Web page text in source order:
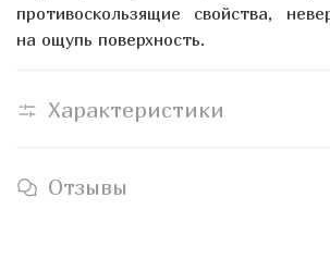
противоскользящие свойства,
на ощупь поверхность.
Характеристики
Отзывы